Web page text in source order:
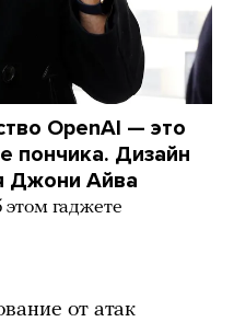
OpenAI — это
пончика. Дизайн
Джони Айва
этом гаджете
от атак